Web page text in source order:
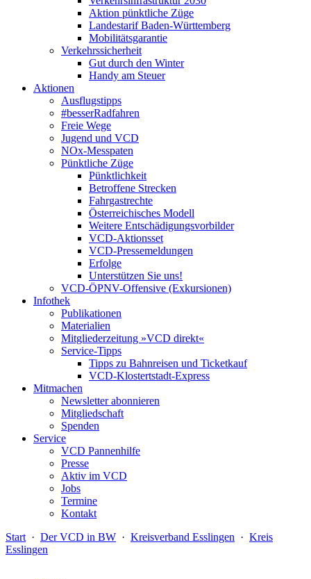
Aktion pünktliche Züge
Landestarif Baden-Württemberg
Mobilitätsgarantie
Verkehrssicherheit
Gut durch den Winter
Handy am Steuer
Aktionen
Ausflugstipps
#besserRadfahren
Freie Wege
Jugend und VCD
NOx-Messpaten
Pünktliche Züge
Pünktlichkeit
Betroffene Strecken
Fahrgastrechte
Österreichisches Modell
Weitere Entschädigungsvorbilder
VCD-Aktionsset
VCD-Pressemeldungen
Erfolge
Unterstützen Sie uns!
VCD-ÖPNV-Offensive (Exkursionen)
Infothek
Publikationen
Materialien
Mitgliederzeitung »VCD direkt«
Service-Tipps
Tipps zu Bahnreisen und Ticketkauf
VCD-Klostertstadt-Express
Mitmachen
Newsletter abonnieren
Mitgliedschaft
Spenden
Service
VCD Pannenhilfe
Presse
Aktiv im VCD
Jobs
Termine
Kontakt
Start · Der VCD in BW · Kreisverband Esslingen · Kreis
Esslingen